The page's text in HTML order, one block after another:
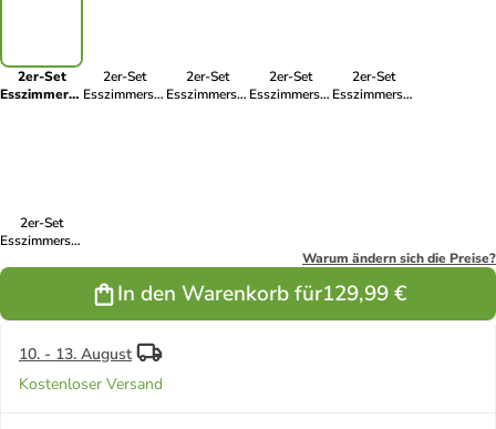
2er-Set
Esszimmerstuhl
2er-Set
Esszimmerstuhl
2er-Set
Esszimmerstuhl
2er-Set
Esszimmerstuhl
2er-Set
Esszimmerstuhl
2er-Set
Esszimmerstuhl
Weiß/Schwarz
Warum ändern sich die Preise?
In den Warenkorb für129,99 €
10. - 13. August
Kostenloser Versand